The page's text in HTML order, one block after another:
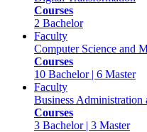
Courses
2 Bachelor
Faculty
Computer Science and
Courses
10 Bachelor | 6 Master
Faculty
Business
Courses
3 Bachelor | 3 Master